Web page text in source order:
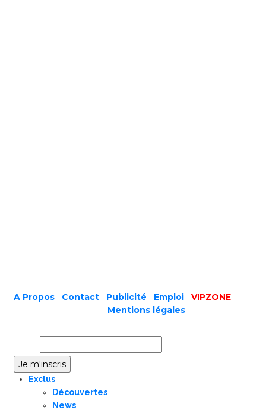
A Propos Contact Publicité Emploi
VIPZONE
Mentions légales
Exclus
Découvertes
News